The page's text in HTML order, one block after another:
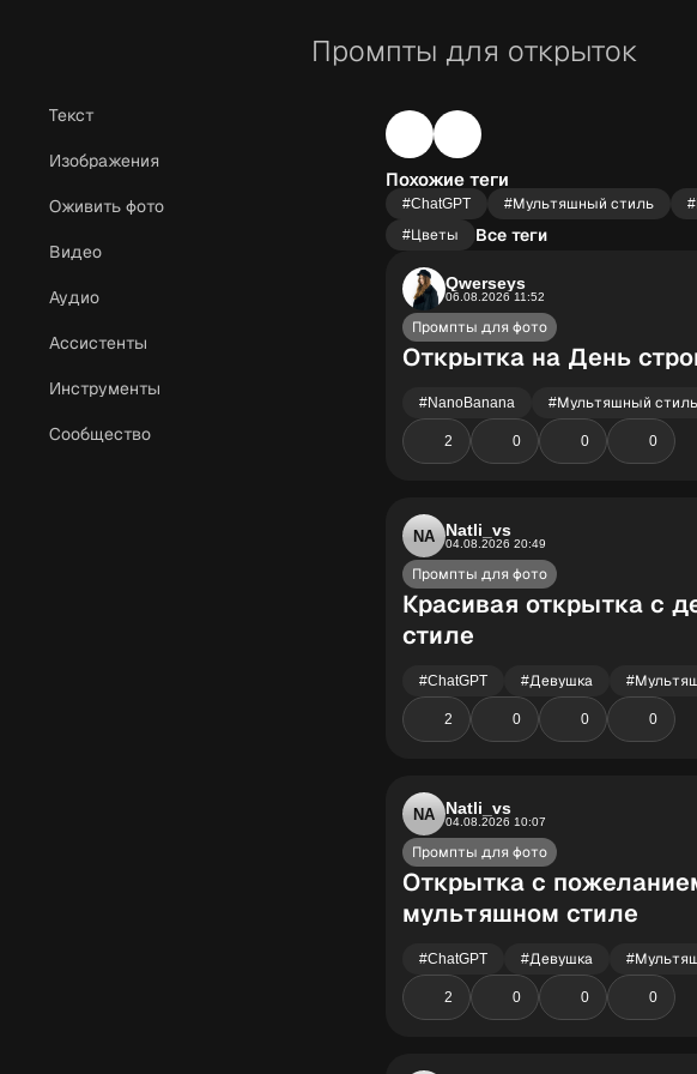
Текст
Изображения
Оживить фото
Видео
Аудио
Ассистенты
Инструменты
Сообщество
Промпты для открыток
Похожие теги
#ChatGPT #Мультяшный стиль
#Цветы
Все теги
Qwerseys
06.08.2026 11:52
Промпты для фото
Открытка на День
#NanoBanana #Мультяшный стиль
2 0 0 0
NA Natli_vs
04.08.2026 20:49
Промпты для фото
Красивая открытка с
стиле
#ChatGPT #Девушка
2 0 0 0
NA Natli_vs
04.08.2026 10:07
Промпты для фото
Открытка с
мультяшном стиле
#ChatGPT #Девушка
2 0 0 0